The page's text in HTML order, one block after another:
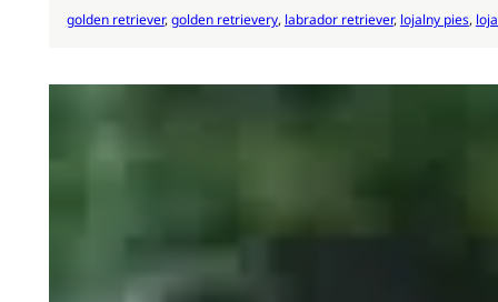
golden retriever, golden retrievery, labrador retriever, lojalny pies,